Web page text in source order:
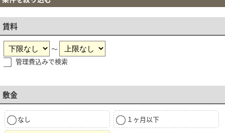
賃料
～
管理費込みで検索
敷金
なし １ヶ月以下